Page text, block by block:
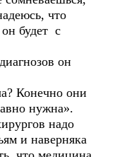
что
будет с
он
Конечно они
нужна».
надо
и наверняка